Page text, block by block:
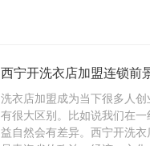
西宁开洗衣店加盟连锁前
洗衣店加盟成为当下很多人
有很大区别。比如说我们在
益自然会有差异。西宁开洗